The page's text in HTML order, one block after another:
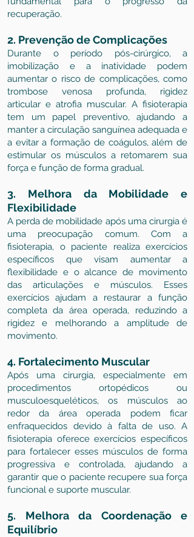
recuperação.
2. Prevenção de Complicações
Durante o período pós-cirúrgico, a
imobilização e a inatividade podem
aumentar o risco de complicações, como
trombose venosa profunda, rigidez
articular e atrofia muscular. A fisioterapia
tem um papel preventivo, ajudando a
manter a circulação sanguínea adequada e
a evitar a formação de coágulos, além de
estimular os músculos a retomarem sua
força e função de forma gradual.
3. Melhora da Mobilidade e
Flexibilidade
A perda de mobilidade após uma cirurgia é
uma preocupação comum. Com a
fisioterapia, o paciente realiza exercícios
específicos que visam aumentar a
flexibilidade e o alcance de movimento
das articulações e músculos. Esses
exercícios ajudam a restaurar a função
completa da área operada, reduzindo a
rigidez e melhorando a amplitude de
movimento.
4. Fortalecimento Muscular
Após uma cirurgia, especialmente em
procedimentos ortopédicos ou
musculoesqueléticos, os músculos ao
redor da área operada podem ficar
enfraquecidos devido à falta de uso. A
fisioterapia oferece exercícios específicos
para fortalecer esses músculos de forma
progressiva e controlada, ajudando a
garantir que o paciente recupere sua força
funcional e suporte muscular.
5. Melhora da Coordenação e
Equilíbrio